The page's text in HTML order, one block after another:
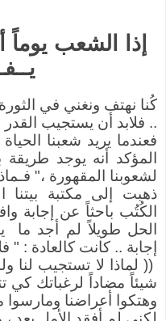
إذا الشعب يوماً
كُنا نهتف ونغني في
.. فلابد أن يستجيب القدر
فعندما يريد شعبنا
المؤكد أنه يوجد
لشعوبنا المقهورة ،"
ذهبت إلى مكتبة بيتنا
الكُتُب باحثاً عن إجابة
الحل طويلاً لم أجد
إجابة .. كانت كالعادة : "
(( لماذا لا تستجيب لنا
شيئاً مضاداً لرغباتك كي
وهتكوا أعراضنا ومارسوا